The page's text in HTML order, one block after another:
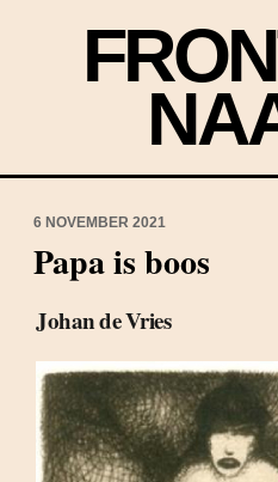
6 NOVEMBER 2021
Papa is boos
Johan de Vries